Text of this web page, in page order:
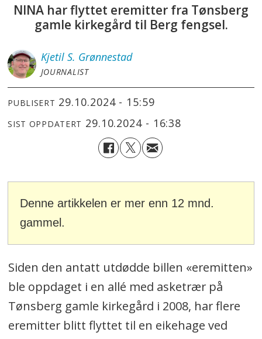
NINA har flyttet eremitter fra Tønsberg
gamle kirkegård til Berg fengsel.
Kjetil S. Grønnestad
JOURNALIST
PUBLISERT 29.10.2024 - 15:59
SIST OPPDATERT 29.10.2024 - 16:38
Denne artikkelen er mer enn 12 mnd.
gammel.
Siden den antatt utdødde billen «eremitten»
ble oppdaget i en allé med asketrær på
Tønsberg gamle kirkegård i 2008, har flere
eremitter blitt flyttet til en eikehage ved